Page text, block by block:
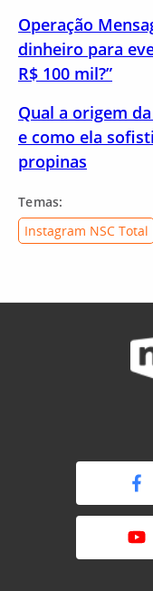
Operação
dinheiro para
R$ 100 mil?”
Qual a origem
e como ela
propinas
Temas:
Instagram NSC Total